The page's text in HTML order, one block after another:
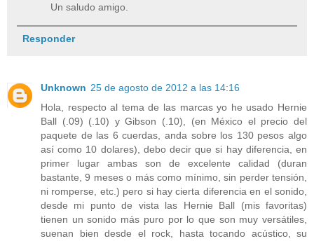
Un saludo amigo.
Responder
Unknown 25 de agosto de 2012 a las 14:16
Hola, respecto al tema de las marcas yo he usado Hernie
Ball (.09) (.10) y Gibson (.10), (en México el precio del
paquete de las 6 cuerdas, anda sobre los 130 pesos algo
así como 10 dolares), debo decir que si hay diferencia, en
primer lugar ambas son de excelente calidad (duran
bastante, 9 meses o más como mínimo, sin perder tensión,
ni romperse, etc.) pero si hay cierta diferencia en el sonido,
desde mi punto de vista las Hernie Ball (mis favoritas)
tienen un sonido más puro por lo que son muy versátiles,
suenan bien desde el rock, hasta tocando acústico, su